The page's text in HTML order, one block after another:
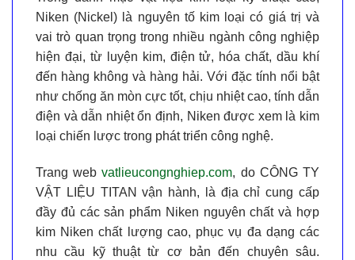
Niken (Nickel) là nguyên tố kim loại có giá trị và
vai trò quan trọng trong nhiều ngành công nghiệp
hiện đại, từ luyện kim, điện tử, hóa chất, dầu khí
đến hàng không và hàng hải. Với đặc tính nổi bật
như chống ăn mòn cực tốt, chịu nhiệt cao, tính dẫn
điện và dẫn nhiệt ổn định, Niken được xem là kim
loại chiến lược trong phát triển công nghệ.
Trang webvatlieucongnghiep.com, do CÔNG TY
VẬT LIỆU TITAN vận hành, là địa chỉ cung cấp
đầy đủ các sản phẩm Niken nguyên chất và hợp
kim Niken chất lượng cao, phục vụ đa dạng các
nhu cầu kỹ thuật từ cơ bản đến chuyên sâu.